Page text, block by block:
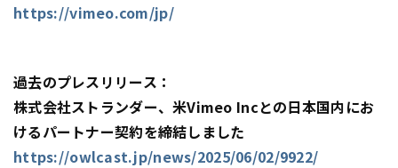
https://vimeo.com/jp/
過去のプレスリリース：
株式会社ストランダー、米Vimeo Incとの日本国内にお
けるパートナー契約を締結しました
https://owlcast.jp/news/2025/06/02/9922/